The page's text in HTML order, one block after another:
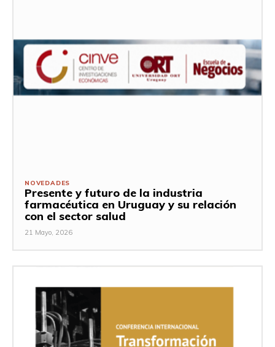
NOVEDADES
Presente y futuro de la industria
farmacéutica en Uruguay y su relación
con el sector salud
21 Mayo, 2026